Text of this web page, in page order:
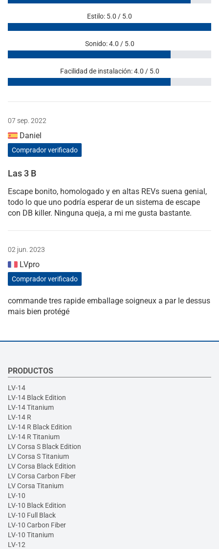
Estilo: 5.0 / 5.0
Sonido: 4.0 / 5.0
Facilidad de instalación: 4.0 / 5.0
07 sep. 2022
Daniel
Comprador verificado
Las 3 B
Escape bonito, homologado y en altas REVs suena genial,
todo lo que uno podría esperar de un sistema de escape
con DB killer. Ninguna queja, a mi me gusta bastante.
02 jun. 2023
LVpro
Comprador verificado
commande tres rapide emballage soigneux a par le dessus
mais bien protégé
PRODUCTOS
LV-14
LV-14 Black Edition
LV-14 Titanium
LV-14 R
LV-14 R Black Edition
LV-14 R Titanium
LV Corsa S Black Edition
LV Corsa S Titanium
LV Corsa Black Edition
LV Corsa Carbon Fiber
LV Corsa Titanium
LV-10
LV-10 Black Edition
LV-10 Full Black
LV-10 Carbon Fiber
LV-10 Titanium
LV-12